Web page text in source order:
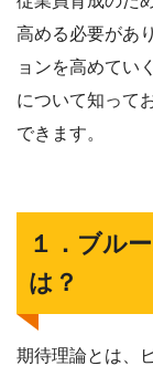
高める必要があ
ョンを高めてい
について知って
できます。
１．ブル
は？
期待理論とは、